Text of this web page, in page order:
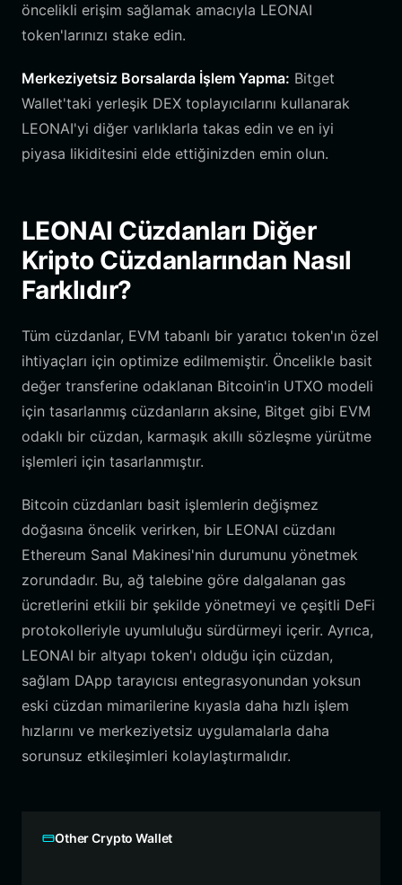
öncelikli erişim sağlamak amacıyla LEONAI
token'larınızı stake edin.
Merkeziyetsiz Borsalarda İşlem Yapma: Bitget
Wallet'taki yerleşik DEX toplayıcılarını kullanarak
LEONAI'yi diğer varlıklarla takas edin ve en iyi
piyasa likiditesini elde ettiğinizden emin olun.
LEONAI Cüzdanları Diğer
Kripto Cüzdanlarından Nasıl
Farklıdır?
Tüm cüzdanlar, EVM tabanlı bir yaratıcı token'ın özel
ihtiyaçları için optimize edilmemiştir. Öncelikle basit
değer transferine odaklanan Bitcoin'in UTXO modeli
için tasarlanmış cüzdanların aksine, Bitget gibi EVM
odaklı bir cüzdan, karmaşık akıllı sözleşme yürütme
işlemleri için tasarlanmıştır.
Bitcoin cüzdanları basit işlemlerin değişmez
doğasına öncelik verirken, bir LEONAI cüzdanı
Ethereum Sanal Makinesi'nin durumunu yönetmek
zorundadır. Bu, ağ talebine göre dalgalanan gas
ücretlerini etkili bir şekilde yönetmeyi ve çeşitli DeFi
protokolleriyle uyumluluğu sürdürmeyi içerir. Ayrıca,
LEONAI bir altyapı token'ı olduğu için cüzdan,
sağlam DApp tarayıcısı entegrasyonundan yoksun
eski cüzdan mimarilerine kıyasla daha hızlı işlem
hızlarını ve merkeziyetsiz uygulamalarla daha
sorunsuz etkileşimleri kolaylaştırmalıdır.
Other Crypto Wallet